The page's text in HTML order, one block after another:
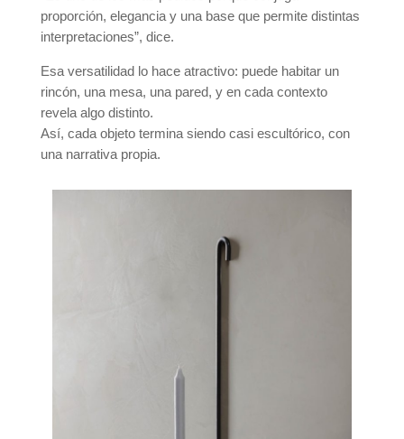
proporción, elegancia y una base que permite distintas
interpretaciones”, dice.
Esa versatilidad lo hace atractivo: puede habitar un
rincón, una mesa, una pared, y en cada contexto
revela algo distinto.
Así, cada objeto termina siendo casi escultórico, con
una narrativa propia.